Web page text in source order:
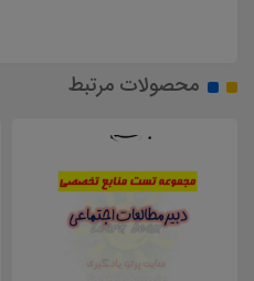
محصولات مرتبط